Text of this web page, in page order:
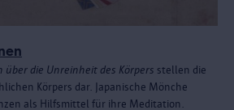
die Unreinheit des Körpers stellen die
Körpers dar. Japanische Mönche
als Hilfsmittel für ihre Meditation.